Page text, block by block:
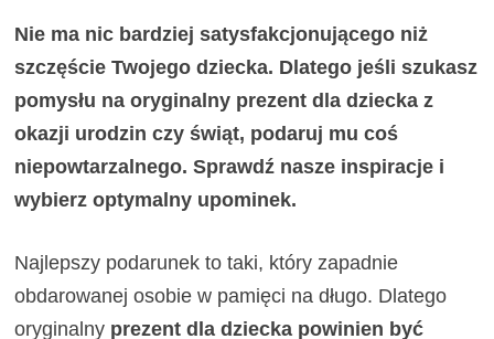
Nie ma nic bardziej satysfakcjonującego niż
szczęście Twojego dziecka. Dlatego jeśli szukasz
pomysłu na oryginalny prezent dla dziecka z
okazji urodzin czy świąt, podaruj mu coś
niepowtarzalnego. Sprawdź nasze inspiracje i
wybierz optymalny upominek.
Najlepszy podarunek to taki, który zapadnie
obdarowanej osobie w pamięci na długo. Dlatego
oryginalny prezent dla dziecka powinien być